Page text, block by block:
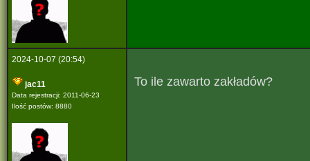
2024-10-07 (20:54)
jac11
Data rejestracji: 2011-06-23
Ilość postów: 8880
To ile zawarto zakładów?